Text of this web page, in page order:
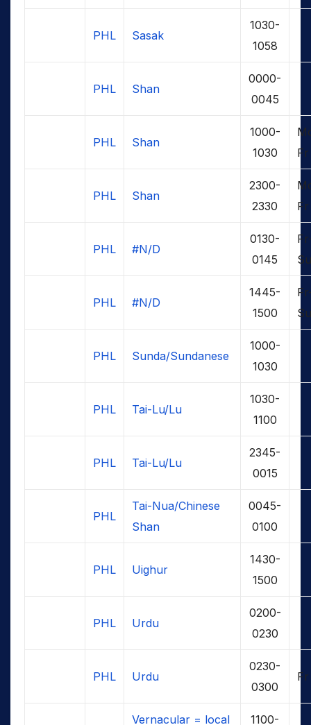
PHL Sasak
1030-
1058
PHL Shan
0000-
0045
PHL Shan
1000-
1030
Fr
PHL Shan
2300-
2330
Fr
PHL #N/D
0130-
0145
Su
PHL #N/D
1445-
1500
Su
PHL Sunda/Sundanese
1000-
1030
PHL Tai-Lu/Lu
1030-
1100
PHL Tai-Lu/Lu
2345-
0015
PHL
Tai-Nua/Chinese
Shan
0045-
0100
PHL Uighur
1430-
1500
PHL Urdu
0200-
0230
PHL Urdu
0230-
0300
Fr
Vernacular = local
1100-